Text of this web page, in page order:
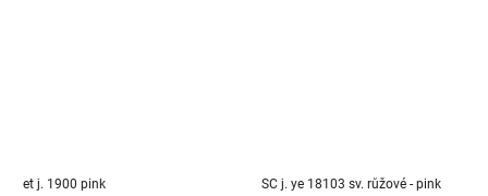
et j. 1900 pink SC j. ye 18103 sv. růžové - pink